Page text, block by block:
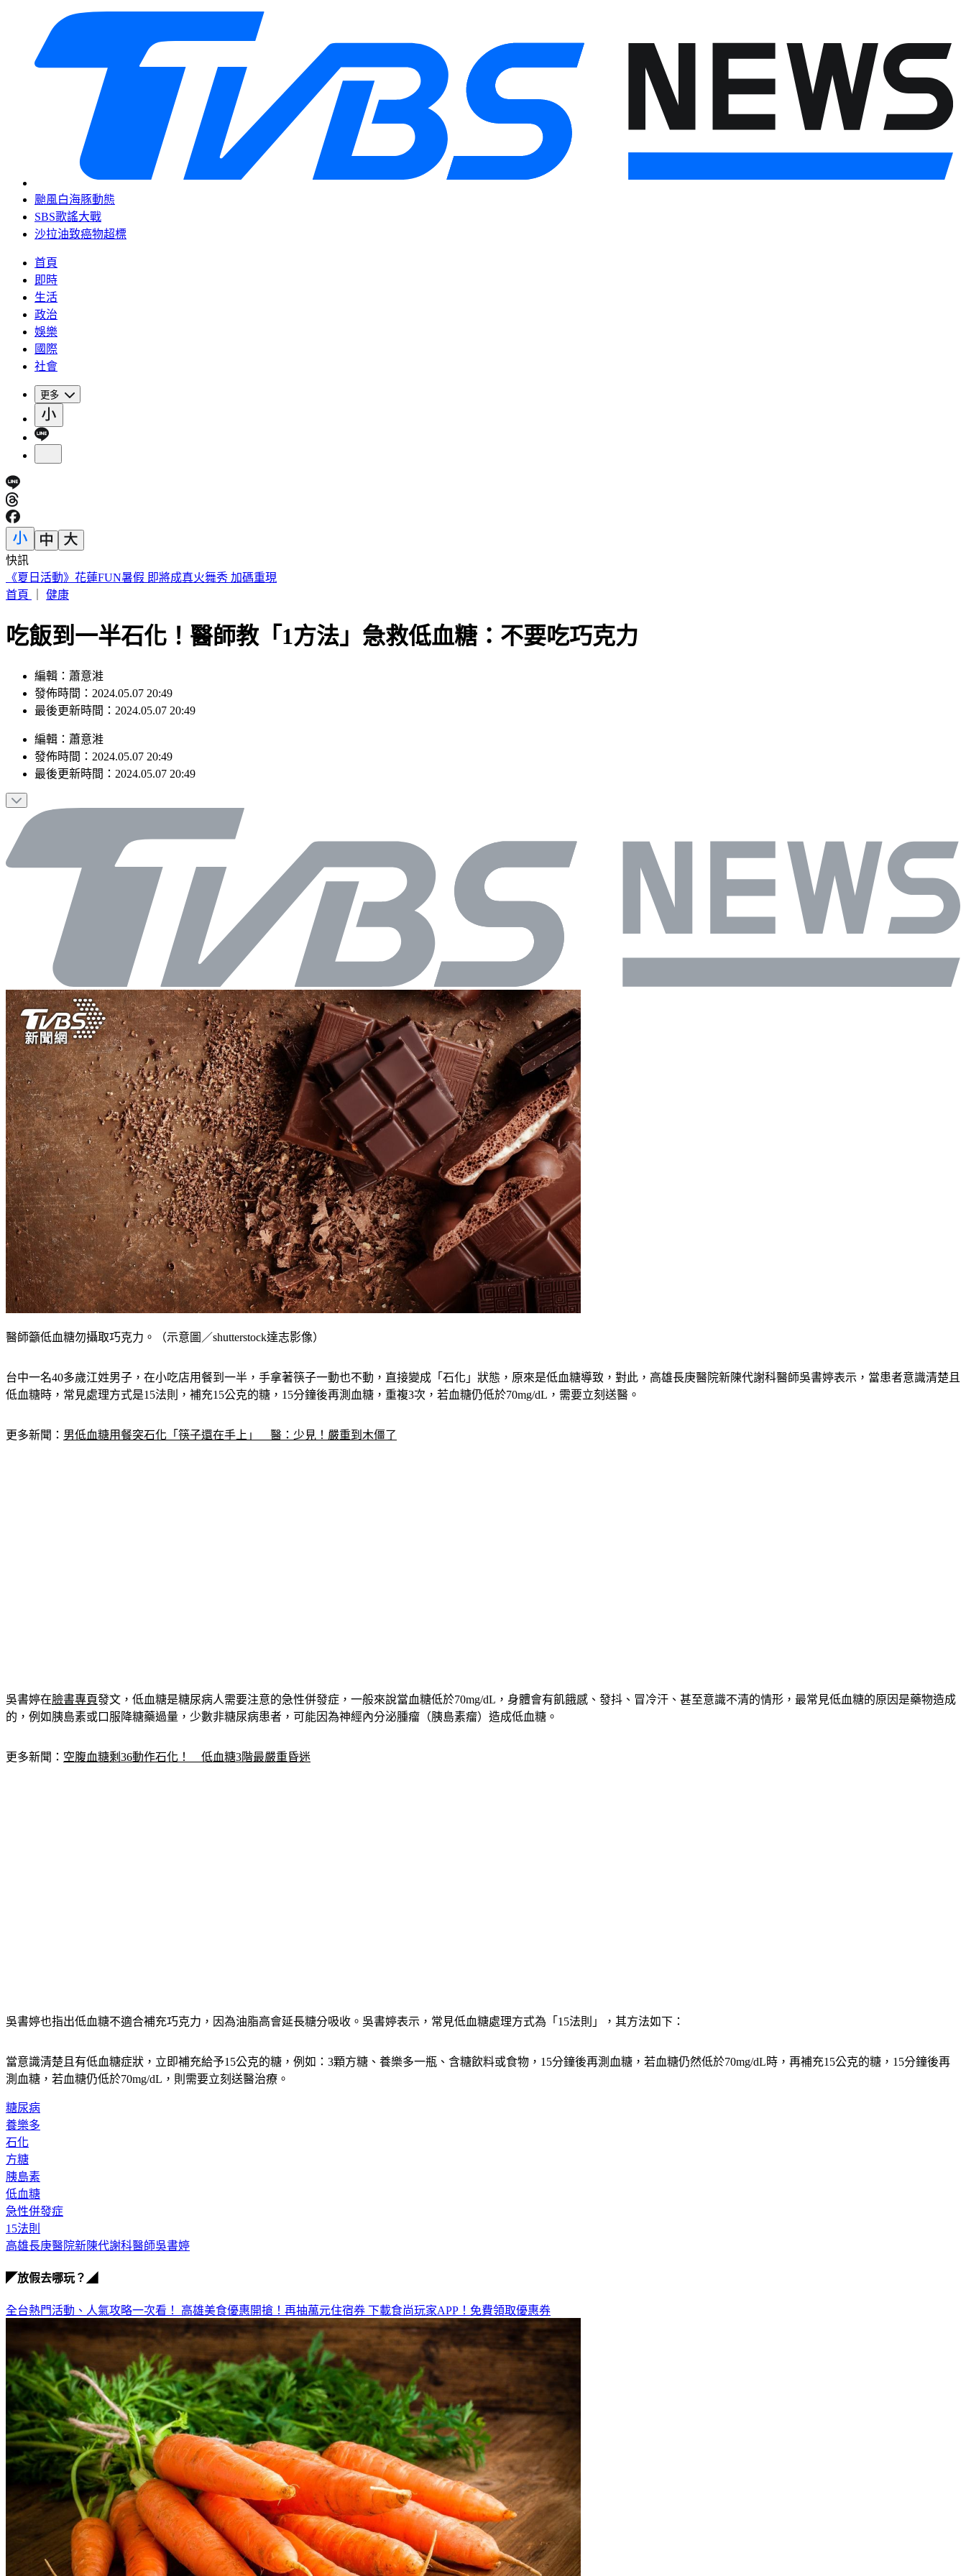
颱風白海豚動態
SBS歌謠大戰
沙拉油致癌物超標
首頁
即時
生活
政治
娛樂
國際
社會
更多
快訊
188萬《龍藏經》賣掉了！大戶不甩7折 店員爆「付現買原價」
首頁
健康
吃飯到一半石化！醫師教「1方法」急救低血糖：不要吃巧克力
編輯：蕭意溎
發佈時間：2024.05.07 20:49
最後更新時間：2024.05.07 20:49
編輯 ： 蕭意溎
發佈時間： 2024.05.07 20:49
最後更新時間： 2024.05.07 20:49
醫師籲低血糖勿攝取巧克力。（示意圖／shutterstock達志影像）
台中一名40多歲江姓男子，在小吃店用餐到一半，手拿著筷子一動也不動，直接變成「石化」狀態，原來是低血糖導致，對此，高雄長庚醫院新陳代謝科醫師吳書婷表示，當患者意識清楚且
低血糖時，常見處理方式是15法則 ，補充15公克的糖，15分鐘後再測血糖，重複3次，若血糖仍低於70mg/dL，需要立刻送醫。
更多新聞： 男低血糖用餐突石化「筷子還在手上」　醫：少見！嚴重到木僵了
吳書婷在臉書專頁發文，低血糖是糖尿病人需要注意的急性併發症，一般來說當血糖低於70mg/dL，身體會有飢餓感、發抖、冒冷汗、甚至意識不清的情形，最常見低血糖的原因是藥物造成
的，例如胰島素或口服降糖藥過量，少數非糖尿病患者，可能因為神經內分泌腫瘤（胰島素瘤）造成低血糖。
更多新聞： 空腹血糖剩36動作石化！　低血糖3階最嚴重昏迷
吳書婷也指出低血糖不適合補充巧克力，因為油脂高會延長糖分吸收。吳書婷表示，常見低血糖處理方式為「15法則」，其方法如下：
當意識清楚且有低血糖症狀，立即補充給予15公克的糖，例如：3顆方糖、養樂多一瓶、含糖飲料或食物，15分鐘後再測血糖，若血糖仍然低於70mg/dL時，再補充15公克的糖，15分鐘後再
測血糖，若血糖仍低於70mg/dL，則需要立刻送醫治療。
糖尿病
養樂多
石化
方糖
胰島素
低血糖
急性併發症
15法則
高雄長庚醫院新陳代謝科醫師吳書婷
◤放假去哪玩？◢
全台熱門活動、人氣攻略一次看！ 高雄美食優惠開搶！再抽萬元住宿券 下載食尚玩家APP！免費領取優惠券